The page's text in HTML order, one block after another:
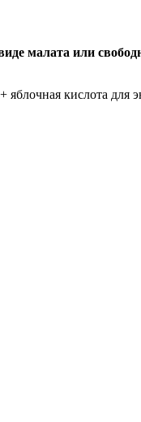
малата или
кислота для